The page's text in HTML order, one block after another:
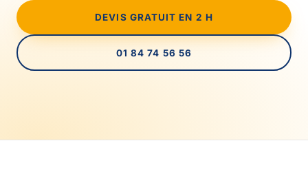
DEVIS GRATUIT EN 2 H
01 84 74 56 56